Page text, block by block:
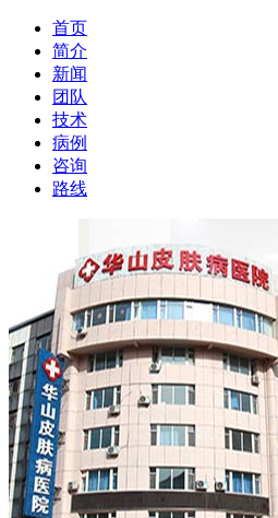
首页
简介
新闻
团队
技术
病例
咨询
路线